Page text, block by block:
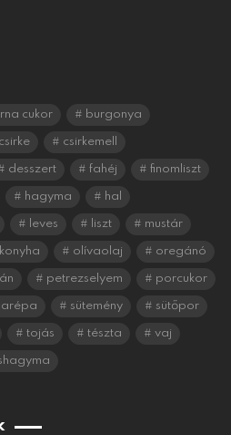
cukor burgonya
csirke csirkemell
desszert fahéj finomliszt
hagyma hal
leves liszt mustár
olívaolaj oregánó
petrezselyem porcukor
sütemény sütőpor
tojás tészta vaj